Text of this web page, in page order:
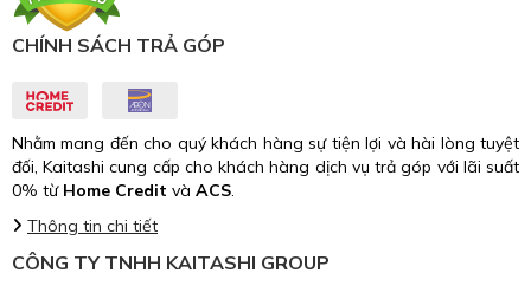
CHÍNH SÁCH TRẢ GÓP
Nhằm mang đến cho quý khách hàng sự tiện lợi và hài lòng tuyệt
đối, Kaitashi cung cấp cho khách hàng dịch vụ trả góp với lãi suất
0% từ Home Credit và ACS.
Thông tin chi tiết
CÔNG TY TNHH KAITASHI GROUP